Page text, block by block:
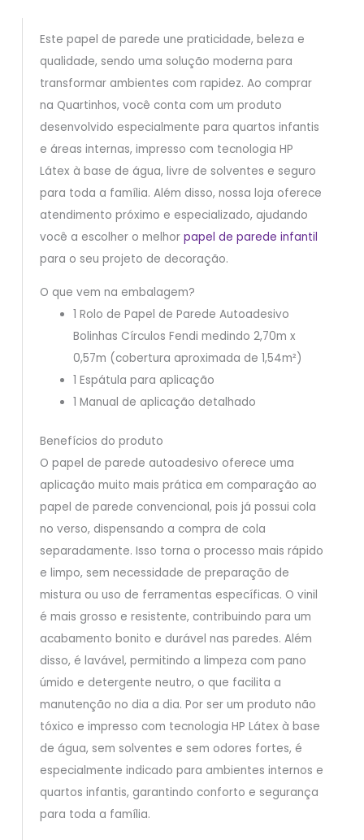
Este papel de parede une praticidade, beleza e
qualidade, sendo uma solução moderna para
transformar ambientes com rapidez. Ao comprar
na Quartinhos, você conta com um produto
desenvolvido especialmente para quartos infantis
e áreas internas, impresso com tecnologia HP
Látex à base de água, livre de solventes e seguro
para toda a família. Além disso, nossa loja oferece
atendimento próximo e especializado, ajudando
você a escolher o melhor papel de parede infantil
para o seu projeto de decoração.
O que vem na embalagem?
1 Rolo de Papel de Parede Autoadesivo
Bolinhas Círculos Fendi medindo 2,70m x
0,57m (cobertura aproximada de 1,54m²)
1 Espátula para aplicação
1 Manual de aplicação detalhado
Benefícios do produto
O papel de parede autoadesivo oferece uma
aplicação muito mais prática em comparação ao
papel de parede convencional, pois já possui cola
no verso, dispensando a compra de cola
separadamente. Isso torna o processo mais rápido
e limpo, sem necessidade de preparação de
mistura ou uso de ferramentas específicas. O vinil
é mais grosso e resistente, contribuindo para um
acabamento bonito e durável nas paredes. Além
disso, é lavável, permitindo a limpeza com pano
úmido e detergente neutro, o que facilita a
manutenção no dia a dia. Por ser um produto não
tóxico e impresso com tecnologia HP Látex à base
de água, sem solventes e sem odores fortes, é
especialmente indicado para ambientes internos e
quartos infantis, garantindo conforto e segurança
para toda a família.